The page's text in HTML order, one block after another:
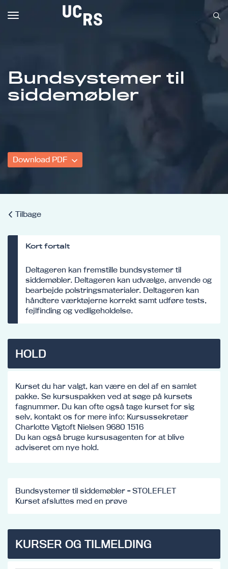
Om UCRS
Bundsystemer til
siddemøbler
Download PDF
Tilbage
Kort fortalt
Deltageren kan fremstille bundsystemer til
siddemøbler. Deltageren kan udvælge, anvende og
bearbejde polstringsmaterialer. Deltageren kan
håndtere værktøjerne korrekt samt udføre tests,
fejlfinding og vedligeholdelse.
HOLD
Kurset du har valgt, kan være en del af en samlet
pakke. Se kursuspakken ved at søge på kursets
fagnummer. Du kan ofte også tage kurset for sig
selv, kontakt os for mere info: Kursussekretær
Charlotte Vigtoft Nielsen 9680 1516
Du kan også bruge kursusagenten for at blive
adviseret om nye hold.
Bundsystemer til siddemøbler - STOLEFLET
Kurset afsluttes med en prøve
KURSER OG TILMELDING